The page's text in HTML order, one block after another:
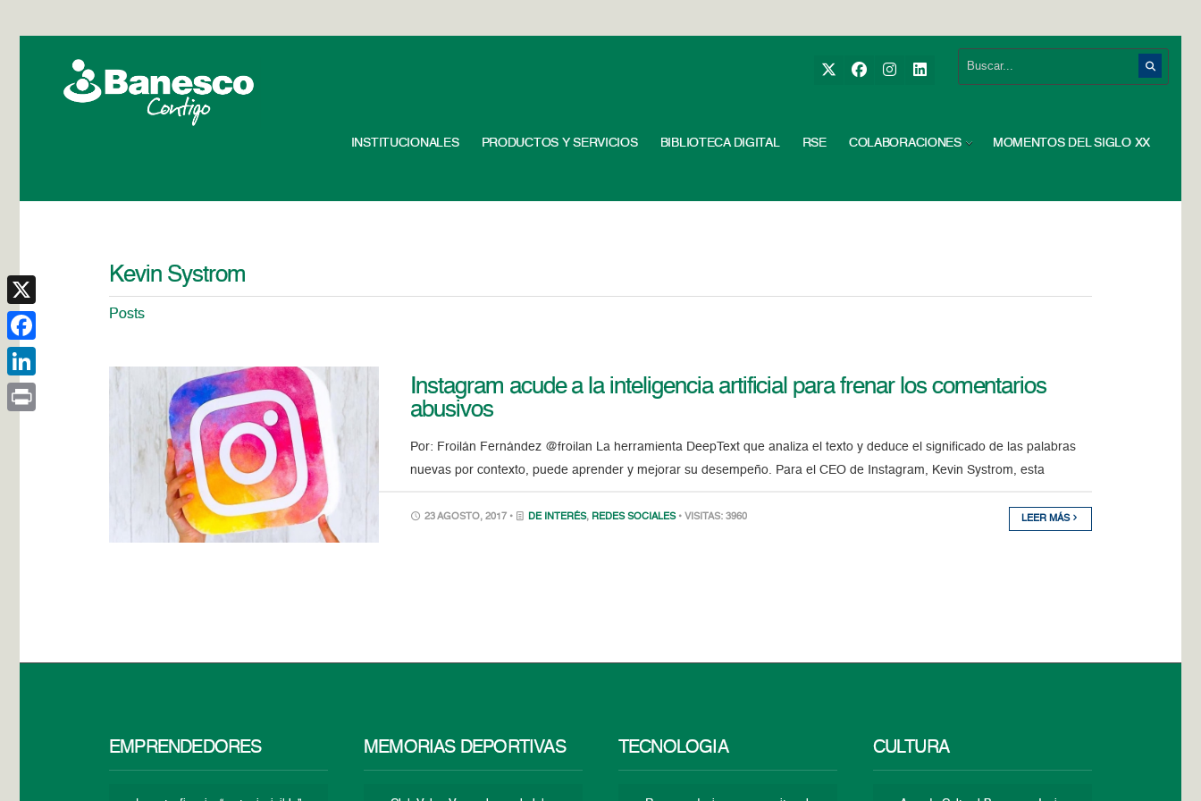
INSTITUCIONALES PRODUCTOS Y SERVICIOS BIBLIOTECA DIGITAL RSE COLABORACIONES MOMENTOS DEL SIGLO XX
Kevin Systrom
Posts
Instagram acude a la inteligencia artificial para frenar los comentarios
abusivos
Por: Froilán Fernández @froilan La herramienta DeepText que analiza el texto y deduce el significado de las palabras
nuevas por contexto, puede aprender y mejorar su desempeño. Para el CEO de Instagram, Kevin Systrom, esta
23 AGOSTO, 2017 • DE INTERÉS, REDES SOCIALES • VISITAS: 3960 LEER MÁS
EMPRENDEDORES MEMORIAS DEPORTIVAS TECNOLOGÍA CULTURA
X
Facebook
LinkedIn